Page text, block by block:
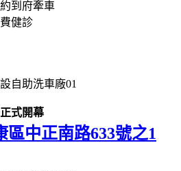
式開幕
區中正南路633號之1